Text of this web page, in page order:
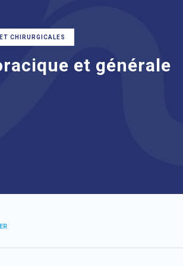
CHIRURGICALES
et générale